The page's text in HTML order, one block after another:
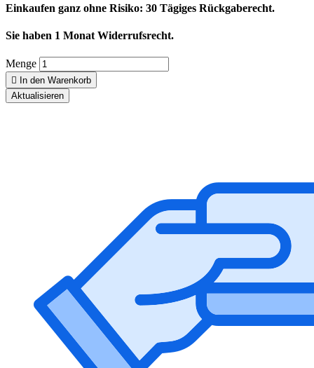
Einkaufen ganz ohne Risiko: 30 Tägiges Rückgaberecht.
Sie haben 1 Monat Widerrufsrecht.
Menge
 In den Warenkorb